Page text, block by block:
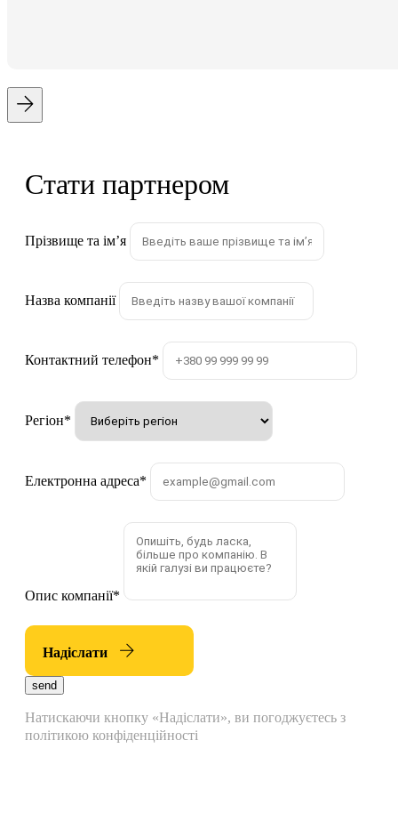
Стати партнером
Прізвище та імʼя
Назва компанії
Контактний телефон*
Регіон*
Електронна адреса*
Опис компанії*
Надіслати
send
Натискаючи кнопку «Надіслати», ви погоджуєтесь з
політикою конфіденційності